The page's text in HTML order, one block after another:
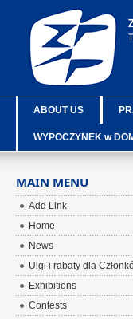
ABOUT US
WYPOCZYNEK w
MAIN MENU
Add Link
Home
News
Ulgi i rabaty dla
Exhibitions
Contests